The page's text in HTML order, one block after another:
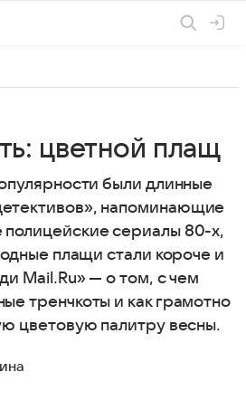
цветной плащ
были длинные
напоминающие
полицейские сериалы 80-х,
плащи стали короче и
Mail.Ru» — о том, с чем
тренчкоты и как грамотно
цветовую палитру весны.